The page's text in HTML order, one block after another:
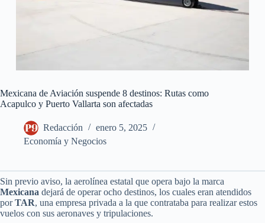
Mexicana de Aviación suspende 8 destinos: Rutas como
Acapulco y Puerto Vallarta son afectadas
Redacción
enero 5, 2025
Economía y Negocios
Sin previo aviso, la aerolínea estatal que opera bajo la marca
Mexicana dejará de operar ocho destinos, los cuales eran atendidos
porTAR, una empresa privada a la que contrataba para realizar estos
vuelos con sus aeronaves y tripulaciones.